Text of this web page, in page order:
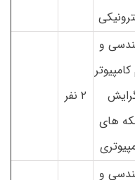
و
های
۲ نفر
و